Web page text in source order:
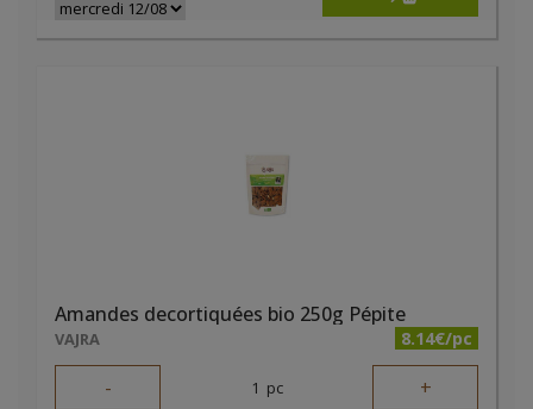
Amandes decortiquées bio 250g Pépite
VAJRA 8.14€/pc
- 1 pc +